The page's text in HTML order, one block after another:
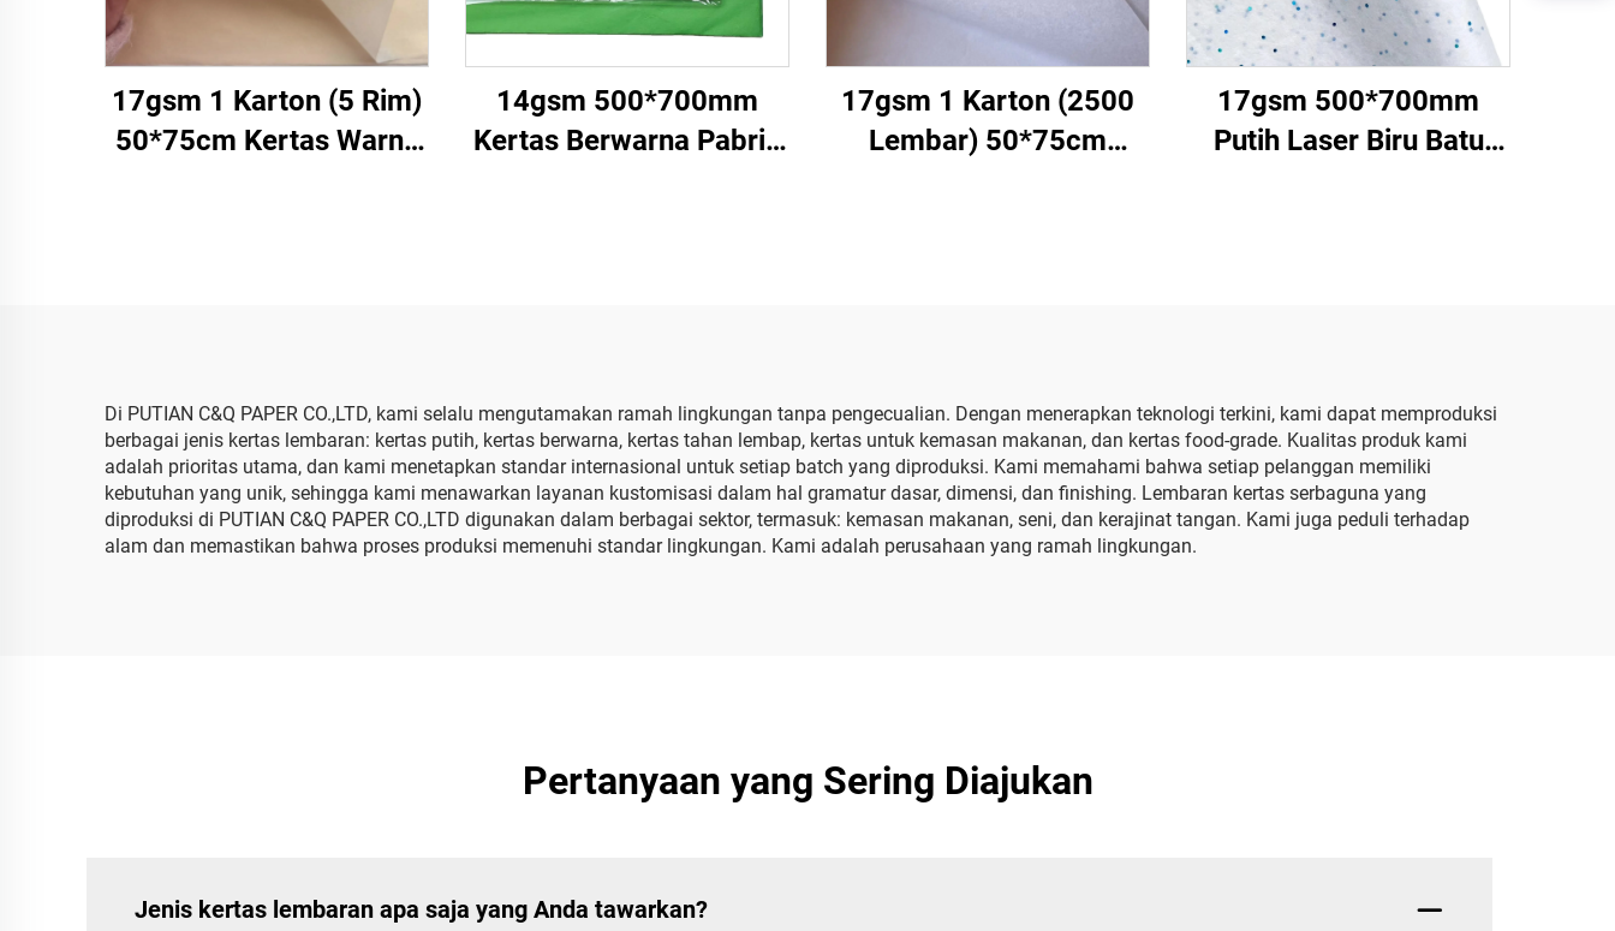
17gsm 1 Karton (5 Rim)
50*75cm Kertas Warna
14gsm 500*700mm
Kertas Berwarna Pabrik
17gsm 1 Karton (2500
Lembar) 50*75cm
17gsm 500*700mm
Putih Laser Biru Batu
Di PUTIAN C&Q PAPER CO.,LTD, kami selalu mengutamakan ramah lingkungan tanpa pengecualian. Dengan menerapkan teknologi terkini, kami dapat memproduksi
berbagai jenis kertas lembaran: kertas putih, kertas berwarna, kertas tahan lembap, kertas untuk kemasan makanan, dan kertas food-grade. Kualitas produk kami
adalah prioritas utama, dan kami menetapkan standar internasional untuk setiap batch yang diproduksi. Kami memahami bahwa setiap pelanggan memiliki
kebutuhan yang unik, sehingga kami menawarkan layanan kustomisasi dalam hal gramatur dasar, dimensi, dan finishing. Lembaran kertas serbaguna yang
diproduksi di PUTIAN C&Q PAPER CO.,LTD digunakan dalam berbagai sektor, termasuk: kemasan makanan, seni, dan kerajinat tangan. Kami juga peduli terhadap
alam dan memastikan bahwa proses produksi memenuhi standar lingkungan. Kami adalah perusahaan yang ramah lingkungan.
Pertanyaan yang Sering Diajukan
Jenis kertas lembaran apa saja yang Anda tawarkan?